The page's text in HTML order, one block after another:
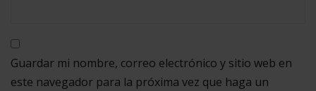
Guardar mi nombre, correo electrónico y sitio web en
este navegador para la próxima vez que haga un